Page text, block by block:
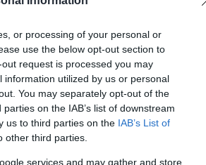
or processing of your personal or
use the below opt-out section to
request is processed you may
utilized by us or personal
You may separately opt-out of the
on the IAB’s list of downstream
us to third parties on the IAB’s List of
other third parties.
services and may gather and store